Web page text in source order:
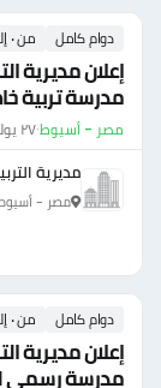
دوام كامل من ٠ إلى ٠ سنة
إعلان مديرية
مدرسة تربية
مصر - أسيوط·٢٧ يوليو ٢٠٢٦
مديرية
مصر -
دوام كامل من ٠ إلى ٠ سنة
إعلان مديرية
مدرسة رسمي